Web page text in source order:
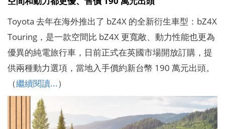
Toyota 去年在海外推出了 bZ4X 的全新衍生車型：bZ4X
Touring，是一款空間比 bZ4X 更寬敞、動力性能也更為
優異的純電旅行車，日前正式在英國市場開放訂購，提
供兩種動力選項，當地入手價約新台幣 190 萬元出頭。
（繼續閱讀...）